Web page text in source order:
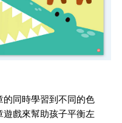
同時學習到不同的色
戲來幫助孩子平衡左